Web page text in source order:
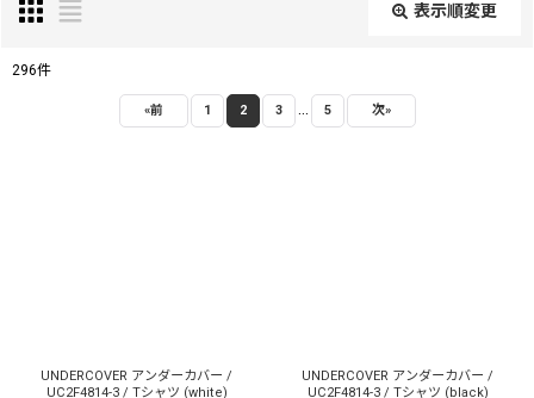
表示順変更
296件
«前 1 2 3 5 次»
UNDERCOVER アンダーカバー /
UC2F4814-3 / Tシャツ (white)
UNDERCOVER アンダーカバー /
UC2F4814-3 / Tシャツ (black)